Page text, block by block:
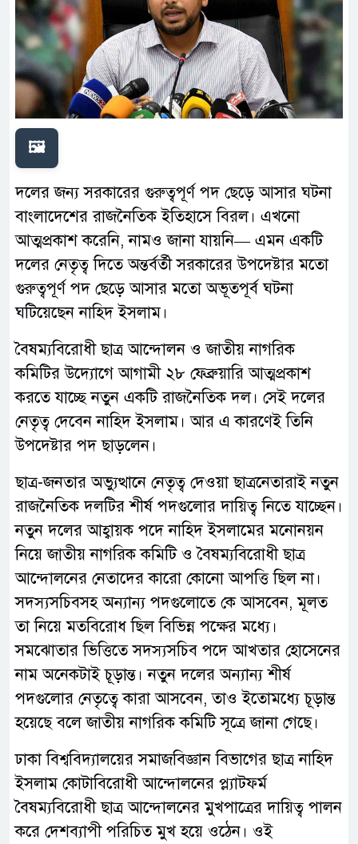
🖼️
দলের জন্য সরকারের গুরুত্বপূর্ণ পদ ছেড়ে আসার ঘটনা
বাংলাদেশের রাজনৈতিক ইতিহাসে বিরল। এখনো
আত্মপ্রকাশ করেনি, নামও জানা যায়নি— এমন একটি
দলের নেতৃত্ব দিতে অন্তর্বর্তী সরকারের উপদেষ্টার মতো
গুরুত্বপূর্ণ পদ ছেড়ে আসার মতো অভূতপূর্ব ঘটনা
ঘটিয়েছেন নাহিদ ইসলাম।
বৈষম্যবিরোধী ছাত্র আন্দোলন ও জাতীয় নাগরিক
কমিটির উদ্যোগে আগামী ২৮ ফেব্রুয়ারি আত্মপ্রকাশ
করতে যাচ্ছে নতুন একটি রাজনৈতিক দল। সেই দলের
নেতৃত্ব দেবেন নাহিদ ইসলাম। আর এ কারণেই তিনি
উপদেষ্টার পদ ছাড়লেন।
ছাত্র-জনতার অভ্যুত্থানে নেতৃত্ব দেওয়া ছাত্রনেতারাই নতুন
রাজনৈতিক দলটির শীর্ষ পদগুলোর দায়িত্ব নিতে যাচ্ছেন।
নতুন দলের আহ্বায়ক পদে নাহিদ ইসলামের মনোনয়ন
নিয়ে জাতীয় নাগরিক কমিটি ও বৈষম্যবিরোধী ছাত্র
আন্দোলনের নেতাদের কারো কোনো আপত্তি ছিল না।
সদস্যসচিবসহ অন্যান্য পদগুলোতে কে আসবেন, মূলত
তা নিয়ে মতবিরোধ ছিল বিভিন্ন পক্ষের মধ্যে।
সমঝোতার ভিত্তিতে সদস্যসচিব পদে আখতার হোসেনের
নাম অনেকটাই চূড়ান্ত। নতুন দলের অন্যান্য শীর্ষ
পদগুলোর নেতৃত্বে কারা আসবেন, তাও ইতোমধ্যে চূড়ান্ত
হয়েছে বলে জাতীয় নাগরিক কমিটি সূত্রে জানা গেছে।
ঢাকা বিশ্ববিদ্যালয়ের সমাজবিজ্ঞান বিভাগের ছাত্র নাহিদ
ইসলাম কোটাবিরোধী আন্দোলনের প্ল্যাটফর্ম
বৈষম্যবিরোধী ছাত্র আন্দোলনের মুখপাত্রের দায়িত্ব পালন
করে দেশব্যাপী পরিচিত মুখ হয়ে ওঠেন। ওই